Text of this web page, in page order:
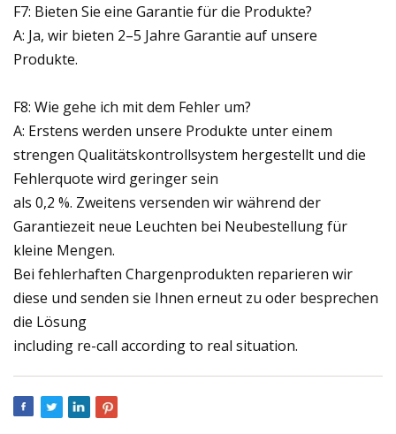
F7: Bieten Sie eine Garantie für die Produkte?
A: Ja, wir bieten 2–5 Jahre Garantie auf unsere
Produkte.
F8: Wie gehe ich mit dem Fehler um?
A: Erstens werden unsere Produkte unter einem
strengen Qualitätskontrollsystem hergestellt und die
Fehlerquote wird geringer sein
als 0,2 %. Zweitens versenden wir während der
Garantiezeit neue Leuchten bei Neubestellung für
kleine Mengen.
Bei fehlerhaften Chargenprodukten reparieren wir
diese und senden sie Ihnen erneut zu oder besprechen
die Lösung
including re-call according to real situation.